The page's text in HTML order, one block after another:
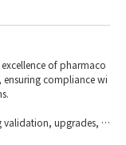
にfeedbackできる方
取り組める方
努力できる方
of pharmaco
ensuring compliance wi
validation, upgrades, c
and technical owners